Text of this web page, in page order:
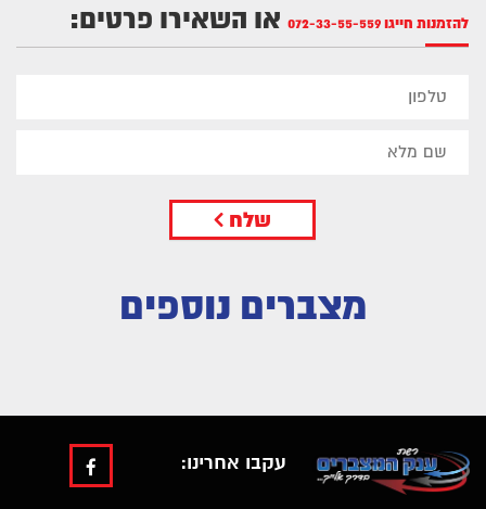
להזמנות חייגו072-33-55-559 או השאירו פרטים:
שלח
מצברים נוספים
עקבו אחרינו: